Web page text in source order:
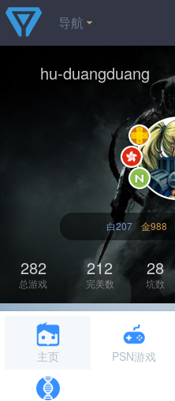
导航
hu-duangduang
白207 金988
282
总游戏
212
完美数
28
坑数
主页 PSN游戏